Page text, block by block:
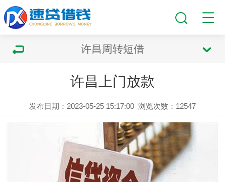
许昌周转短借
许昌上门放款
发布日期：2023-05-25 15:17:00 浏览次数： 12547